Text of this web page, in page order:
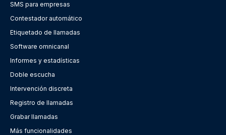
SMS para empresas
Contestador automático
Etiquetado de llamadas
Software omnicanal
Informes y estadísticas
Doble escucha
Intervención discreta
Registro de llamadas
Grabar llamadas
Más funcionalidades